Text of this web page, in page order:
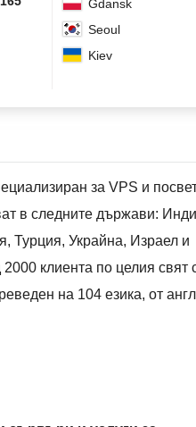
Gdansk
Seoul
Kiev
за VPS и
в следните държави:
Турция, Украйна, Израел и
клиента по целия свят
на 104 езика, от